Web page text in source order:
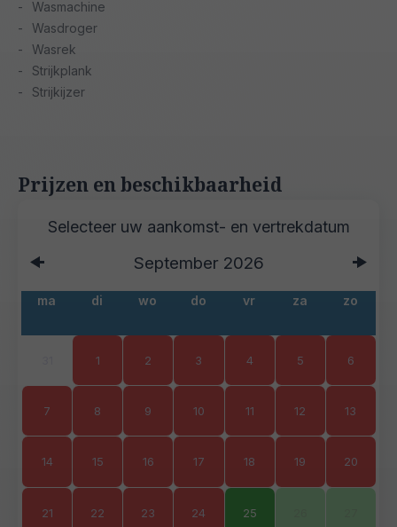
Wasmachine
Wasdroger
Wasrek
Strijkplank
Strijkijzer
Prijzen en beschikbaarheid
September 2026
ma di wo do vr za zo
1 2 3 4 5 6
7 8 9 10 11 12 13
14 15 16 17 18 19 20
21 22 23 24 25